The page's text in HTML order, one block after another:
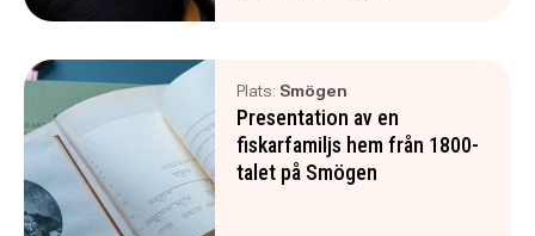
Plats: Smögen
Presentation av en
fiskarfamiljs hem från 1800-
talet på Smögen